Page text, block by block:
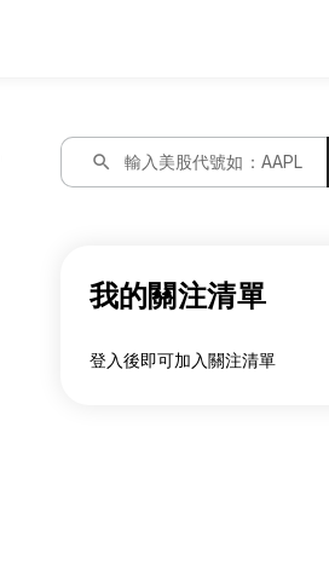
search 輸入美股代號如：AAPL
我的關注清單
登入後即可加入關注清單